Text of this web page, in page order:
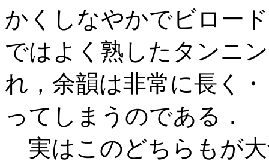
かくしなやかでビロー
ではよく熟したタンニ
れ，余韻は非常に長く
ってしまうのである．
実はこのどちらもが